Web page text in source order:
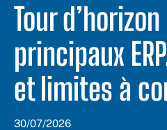
Tour
principaux
et limites à
30/07/2026